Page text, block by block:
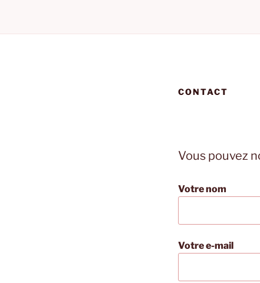
CONTACT
Vous pouvez
Votre nom
Votre e-mail